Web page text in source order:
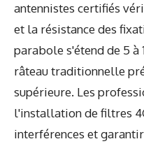
antennistes certifiés
et la résistance des
parabole s'étend de 5 à
râteau traditionnelle
supérieure. Les
l'installation de filtres
interférences et